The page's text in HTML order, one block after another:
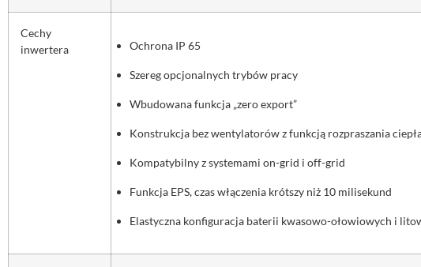
Cechy
inwertera
Ochrona IP 65
Szereg opcjonalnych trybów pracy
Wbudowana funkcja „zero export”
Konstrukcja bez wentylatorów z funkcją rozpraszania
Kompatybilny z systemami on-grid i off-grid
Funkcja EPS, czas włączenia krótszy niż 10 milisekund
Elastyczna konfiguracja baterii kwasowo-ołowiowych i